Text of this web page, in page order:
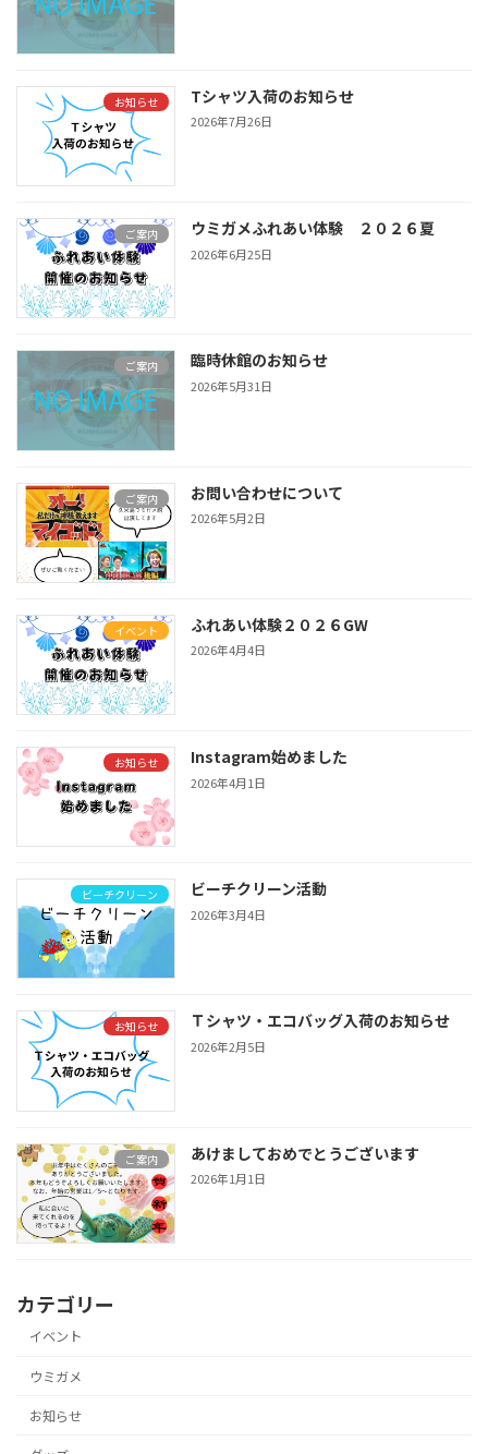
お知らせ Tシャツ入荷のお知らせ
2026年7月26日
ご案内 ウミガメふれあい体験 ２０２６夏
2026年6月25日
ご案内 臨時休館のお知らせ
2026年5月31日
ご案内 お問い合わせについて
2026年5月2日
イベント ふれあい体験２０２６GW
2026年4月4日
お知らせ Instagram始めました
2026年4月1日
ビーチクリーン ビーチクリーン活動
2026年3月4日
お知らせ Ｔシャツ・エコバッグ入荷のお知らせ
2026年2月5日
ご案内 あけましておめでとうございます
2026年1月1日
カテゴリー
イベント
ウミガメ
お知らせ